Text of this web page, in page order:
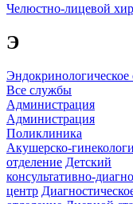
Челюстно-лицевой
Э
Эндокринологическое
Все службы
Администрация
Администрация
Поликлиника
Акушерско-
отделение Детский
консультативно-
центр